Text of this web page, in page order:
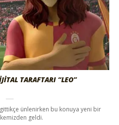
TARAFTARI “LEO”
ünlenirken bu konuya yeni bir
geldi.